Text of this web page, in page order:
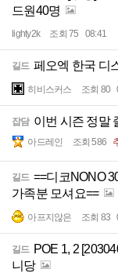
드원40명
lighty2k 조회 75 08:41
길드 페오엑 한국 디
히비스커스 조회 80
잡담 이번 시즌 정말
아드레인 조회 586
길드 ==디코NONO
가족분 모셔요==
아프지않은 조회 83
길드 POE 1, 2
니당